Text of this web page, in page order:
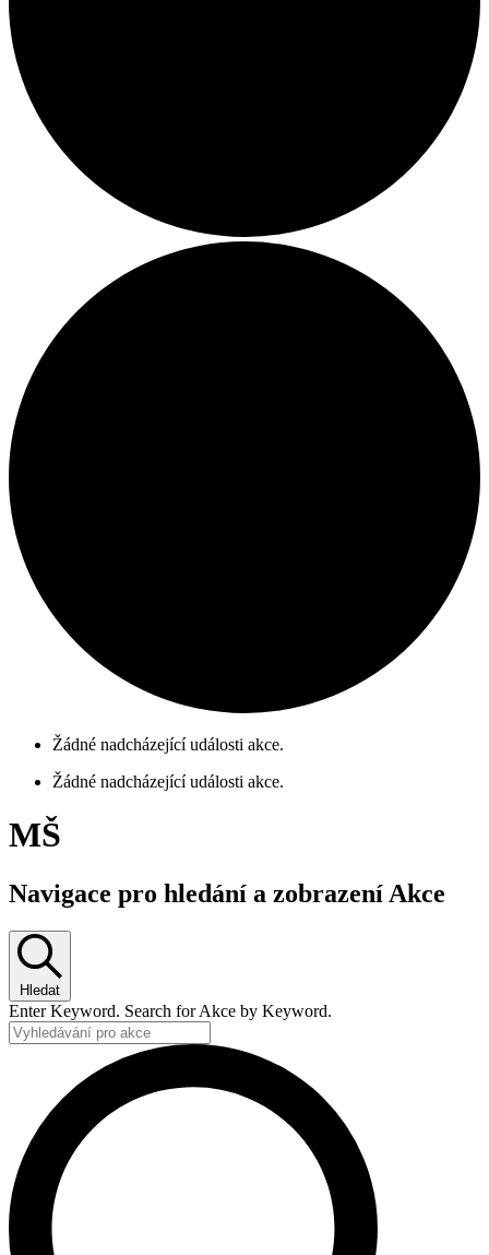
Žádné nadcházející události akce.
Žádné nadcházející události akce.
MŠ
Navigace pro hledání a zobrazení Akce
Hledat
Enter Keyword. Search for Akce by Keyword.